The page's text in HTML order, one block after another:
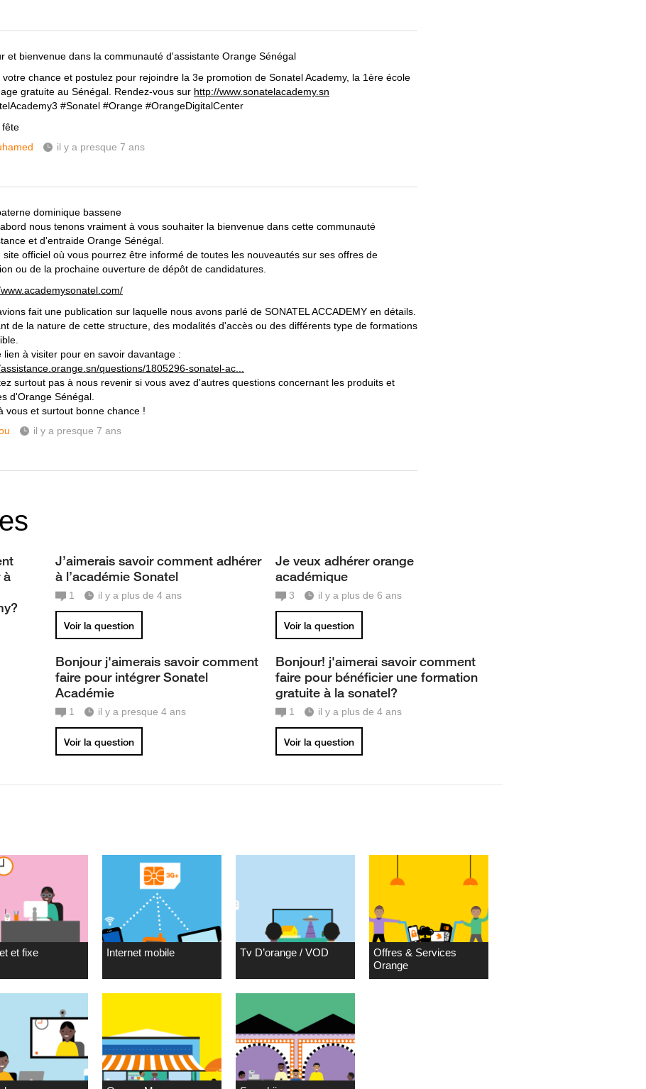
et bienvenue dans la communauté d'assistante Orange Sénégal
votre chance et postulez pour rejoindre la 3e promotion de Sonatel Academy, la 1ère école
gratuite au Sénégal. Rendez-vous sur http://www.sonatelacademy.sn
#Sonatel #Orange #OrangeDigitalCenter
fête
il y a presque 7 ans
dominique bassene
nous tenons vraiment à vous souhaiter la bienvenue dans cette communauté
et d'entraide Orange Sénégal.
site officiel où vous pourrez être informé de toutes les nouveautés sur ses offres de
ou de la prochaine ouverture de dépôt de candidatures.
fait une publication sur laquelle nous avons parlé de SONATEL ACCADEMY en détails.
de la nature de cette structure, des modalités d'accès ou des différents type de formations
lien à visiter pour en savoir davantage :
questions/1805296-sonatel-ac...
surtout pas à nous revenir si vous avez d'autres questions concernant les produits et
d'Orange Sénégal.
vous et surtout bonne chance !
il y a presque 7 ans
à
J’aimerais savoir comment adhérer
à l’académie Sonatel
1 il y a plus de 4 ans
Voir la question
Je veux adhérer orange
académique
3 il y a plus de 6 ans
Voir la question
Bonjour j'aimerais savoir comment
faire pour intégrer Sonatel
Académie
1 il y a presque 4 ans
Voir la question
Bonjour! j'aimerai savoir comment
faire pour bénéficier une formation
gratuite à la sonatel?
1 il y a plus de 4 ans
Voir la question
et fixe Internet mobile Tv D’orange / VOD
Offres & Services
Orange